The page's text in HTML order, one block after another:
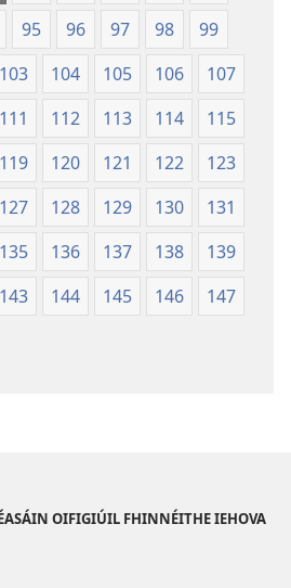
95 96 97 98
99
103 104 105 106
107
111 112 113 114
115
119 120 121 122
123
127 128 129 130
131
135 136 137 138
139
143 144 145 146
147
OIFIGIÚIL FHINNÉITHE IEHOVA